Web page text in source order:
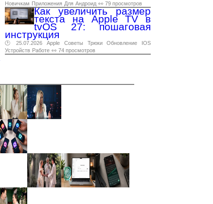
Новичкам Приложения Для Андроид 👀 79 просмотров
Как увеличить размер
текста на Apple TV в
tvOS 27: пошаговая
инструкция
🕑 25.07.2026 Apple Советы Трюки Обновление
IOS
Устройств Работе 👀 74 просмотров